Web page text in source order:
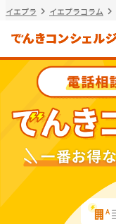
イエプラ イエプラコラム